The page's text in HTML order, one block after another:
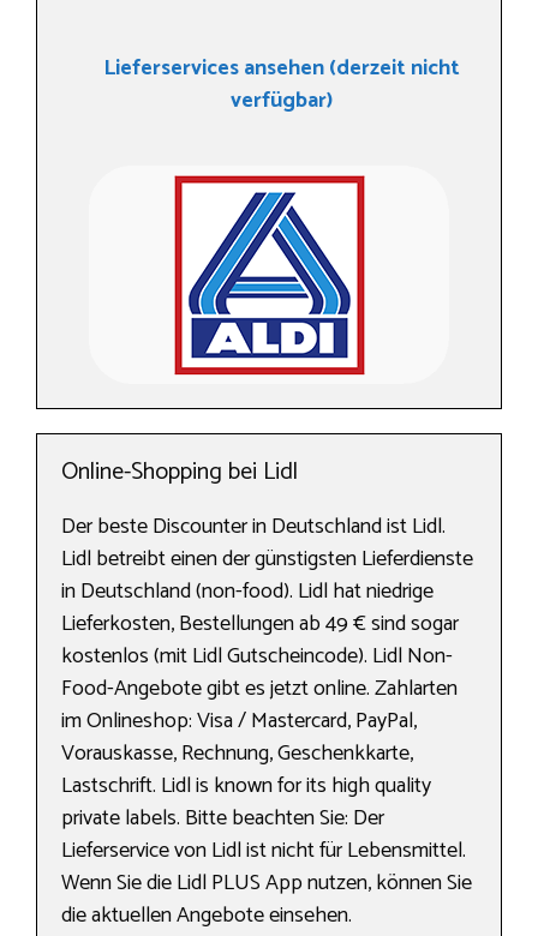
Lieferservices ansehen (derzeit nicht
verfügbar)
Online-Shopping bei Lidl
Der beste Discounter in Deutschland ist Lidl.
Lidl betreibt einen der günstigsten Lieferdienste
in Deutschland (non-food). Lidl hat niedrige
Lieferkosten, Bestellungen ab 49 € sind sogar
kostenlos (mit Lidl Gutscheincode). Lidl Non-
Food-Angebote gibt es jetzt online. Zahlarten
im Onlineshop: Visa / Mastercard, PayPal,
Vorauskasse, Rechnung, Geschenkkarte,
Lastschrift. Lidl is known for its high quality
private labels. Bitte beachten Sie: Der
Lieferservice von Lidl ist nicht für Lebensmittel.
Wenn Sie die Lidl PLUS App nutzen, können Sie
die aktuellen Angebote einsehen.